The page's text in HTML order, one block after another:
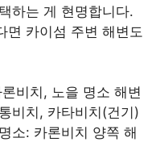
하는 게 현명합니다.
면 카이섬 주변 해변도
비치, 노을 명소 해변
비치, 카타비치(건기)
소: 카론비치 양쪽 해